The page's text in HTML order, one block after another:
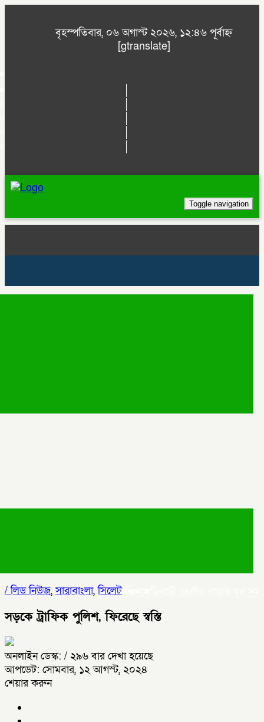
বৃহস্পতিবার, ০৬ অগাস্ট ২০২৬, ১২:৪৬ পূর্বাহ্ন
[gtranslate]
Toggle navigation
শিরোনাম
দক্ষিণ খড়িবাড়ী তেলীর বাজার যুব
/লিড নিউজ,সারাবাংলা,সিলেট
সড়কে ট্রাফিক পুলিশ, ফিরেছে স্বস্তি
অনলাইন ডেস্ক: / ২৯৬ বার দেখা হয়েছে
আপডেট: সোমবার, ১২ আগস্ট, ২০২৪
শেয়ার করুন